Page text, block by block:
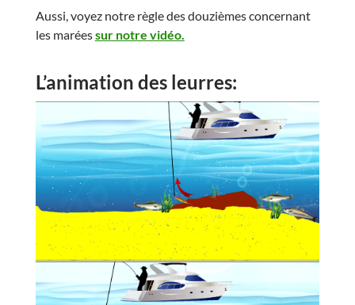
Aussi, voyez notre règle des douzièmes concernant
les maréessur notre vidéo.
L’animation des leurres: